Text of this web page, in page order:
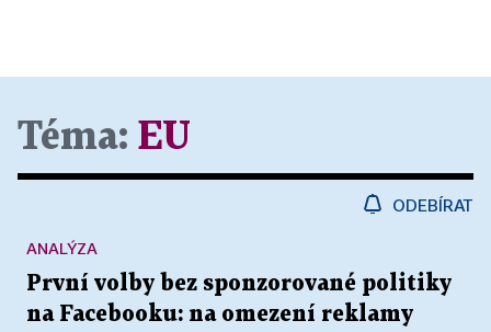
Téma: EU
ODEBÍRAT
První volby bez sponzorované politiky
na Facebooku: na omezení reklamy
ANALÝZA